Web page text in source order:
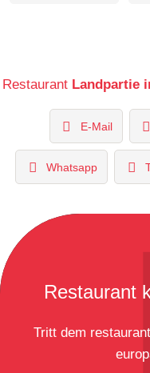
Restaurant Landpartie
E-Mail
Whatsapp
Restaurant
Tritt dem